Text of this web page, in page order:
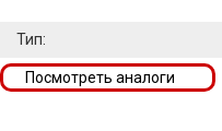
Тип:
Посмотреть аналоги